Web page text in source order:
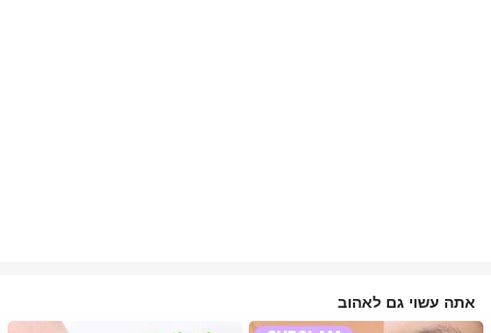
אתה עשוי גם לאהוב